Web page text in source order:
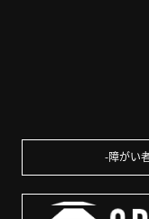
障がい